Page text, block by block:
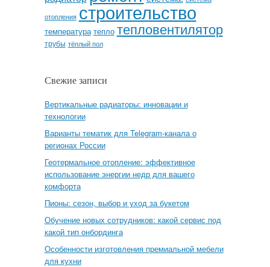
отопления строительство
температура тепло тепловентилятор
трубы тёплый пол
Свежие записи
Вертикальные радиаторы: инновации и
технологии
Варианты тематик для Telegram-канала о
регионах России
Геотермальное отопление: эффективное
использование энергии недр для вашего
комфорта
Пионы: сезон, выбор и уход за букетом
Обучение новых сотрудников: какой сервис под
какой тип онбординга
Особенности изготовления премиальной мебели
для кухни